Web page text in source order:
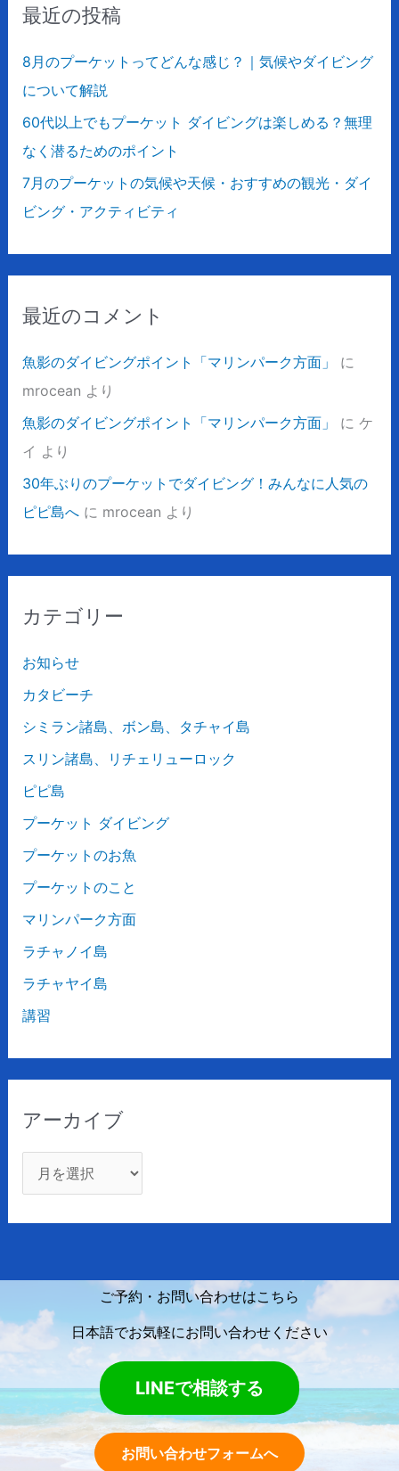
:最近の投稿
8月のプーケットってどんな感じ？｜気候やダイビング
について解説
60代以上でもプーケット ダイビングは楽しめる？無理
なく潜るためのポイント
7月のプーケットの気候や天候・おすすめの観光・ダイ
ビング・アクティビティ
最近のコメント
魚影のダイビングポイント「マリンパーク方面」
に
mrocean より
魚影のダイビングポイント「マリンパーク方面」
に ケ
イ より
30年ぶりのプーケットでダイビング！みんなに人気の
ピピ島へに mrocean より
カテゴリー
お知らせ
カタビーチ
シミラン諸島、ボン島、タチャイ島
スリン諸島、リチェリューロック
ピピ島
プーケット ダイビング
プーケットのお魚
プーケットのこと
マリンパーク方面
ラチャノイ島
ラチャヤイ島
講習
アーカイブ
ご予約・お問い合わせはこちら
日本語でお気軽にお問い合わせください
LINEで相談する
お問い合わせフォームへ